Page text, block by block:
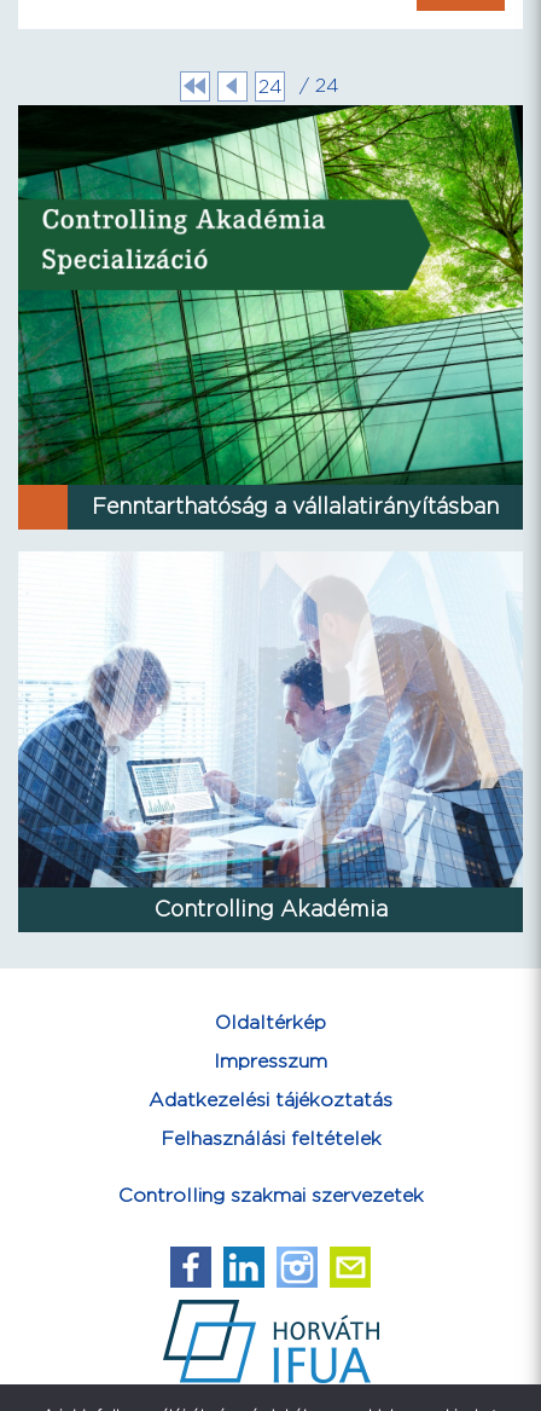
24 / 24
Fenntarthatóság a vállalatirányításban
Controlling Akadémia
Oldaltérkép
Impresszum
Adatkezelési tájékoztatás
Felhasználási feltételek
Controlling szakmai szervezetek